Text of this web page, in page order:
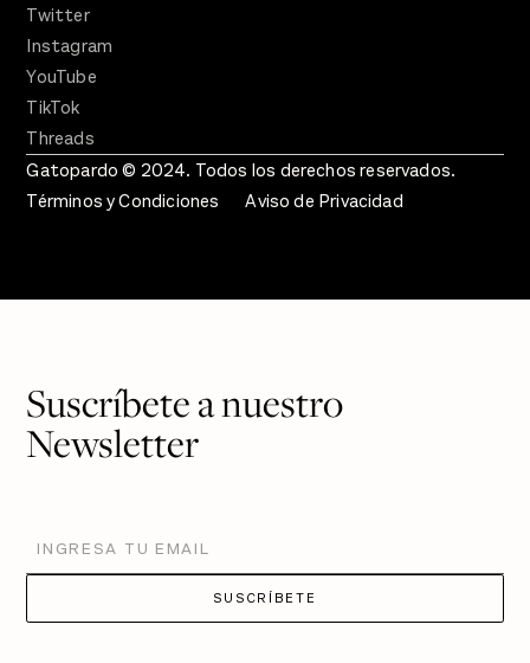
Twitter
Instagram
YouTube
TikTok
Threads
Gatopardo © 2024. Todos los derechos reservados.
Términos y Condiciones
Aviso de Privacidad
Suscríbete a nuestro
Newsletter